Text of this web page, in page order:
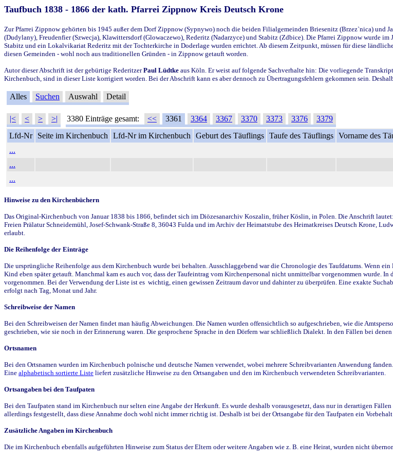
Taufbuch 1838 - 1866 der kath. Pfarrei Zippnow Kreis Deutsch Krone
Zur Pfarrei Zippnow gehörten bis 1945 außer dem Dorf Zippnow (Sypnywo) noch die beiden Filialgemeinden Briesenitz (Brzez`nica) und
(Dudylany), Freudenfier (Szwecja), Klawittersdorf (Glowaczewo), Rederitz (Nadarzyce) und Stabitz (Zdbice). Die Pfarrei Zippnow wurde
Stabitz und ein Lokalvikariat Rederitz mit der Tochterkirche in Doderlage wurden errichtet. Ab diesem Zeitpunkt, müssen für diese
diesen Gemeinden - wohl noch aus traditionellen Gründen - in Zippnow getauft worden.
Autor dieser Abschrift ist der gebürtige RederitzerPaul Lüdtke aus Köln. Er weist auf folgende Sachverhalte hin: Die vorliegende
Kirchenbuch, sind in dieser Liste korrigiert worden. Bei der Abschrift kann es aber dennoch zu Übertragungsfehlern gekommen sein.
Alles Suchen Auswahl Detail
|< < > >| 3380 Einträge gesamt: << 3361 3364 3367 3370 3373 3376
3379
Lfd-Nr
Seite im Kirchenbuch Lfd-Nr im Kirchenbuch Geburt des Täuflings Taufe des Täuflings Vorname des
...
...
...
Hinweise zu den Kirchenbüchern
Das Original-Kirchenbuch von Januar 1838 bis 1866, befindet sich im Diözesanarchiv Koszalin, früher Köslin, in Polen. Die Anschrift
Freien Prälatur Schneidemühl, Josef-Schwank-Straße 8, 36043 Fulda und im Archiv der Heimatstube des Heimatkreises Deutsch Krone,
erlaubt.
Die Reihenfolge der Einträge
Die ursprüngliche Reihenfolge aus dem Kirchenbuch wurde bei behalten. Ausschlaggebend war die Chronologie des Taufdatums. Wenn
Kind eben später getauft. Manchmal kam es auch vor, dass der Taufeintrag vom Kirchenpersonal nicht unmittelbar vorgenommen wurde.
vorgenommen. Bei der Verwendung der Liste ist es wichtig, einen gewissen Zeitraum davor und dahinter zu überprüfen. Eine exakte
erfolgt nach Tag, Monat und Jahr.
Schreibweise der Namen
Bei den Schreibweisen der Namen findet man häufig Abweichungen. Die Namen wurden offensichtlich so aufgeschrieben, wie die
geschrieben, wie sie noch in der Erinnerung waren. Die gesprochene Sprache in den Dörfern war schließlich Dialekt. In den Fällen bei
Ortsnamen
Bei den Ortsnamen wurden im Kirchenbuch polnische und deutsche Namen verwendet, wobei mehrere Schreibvarianten Anwendung
Eine alphabetisch sortierte Liste liefert zusätzliche Hinweise zu den Ortsangaben und den im Kirchenbuch verwendeten Schreibvarianten.
Ortsangaben bei den Taufpaten
Bei den Taufpaten stand im Kirchenbuch nur selten eine Angabe der Herkunft. Es wurde deshalb vorausgesetzt, dass nur in derartigen
allerdings festgestellt, dass diese Annahme doch wohl nicht immer richtig ist. Deshalb ist bei der Ortsangabe für den Taufpaten ein
Zusätzliche Angaben im Kirchenbuch
Die im Kirchenbuch ebenfalls aufgeführten Hinweise zum Status der Eltern oder weitere Angaben wie z. B. eine Heirat, wurden nicht